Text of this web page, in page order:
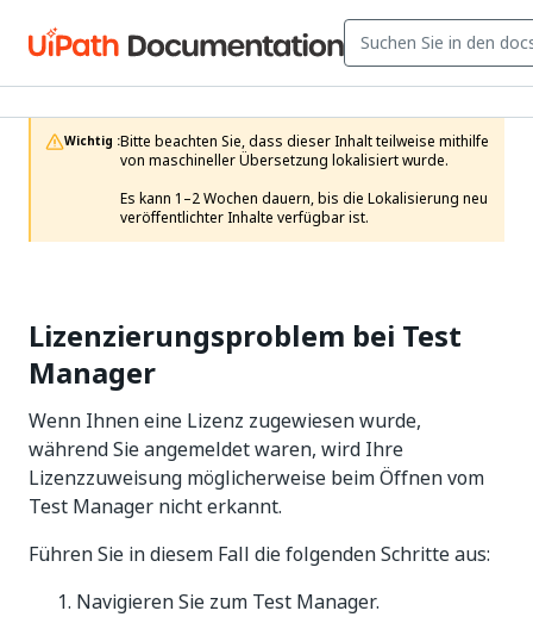
Wichtig :Bitte beachten Sie, dass dieser Inhalt teilweise mithilfe
von maschineller Übersetzung lokalisiert wurde.
Es kann 1–2 Wochen dauern, bis die Lokalisierung neu
veröffentlichter Inhalte verfügbar ist.
Lizenzierungsproblem bei Test
Manager
Wenn Ihnen eine Lizenz zugewiesen wurde,
während Sie angemeldet waren, wird Ihre
Lizenzzuweisung möglicherweise beim Öffnen vom
Test Manager nicht erkannt.
Führen Sie in diesem Fall die folgenden Schritte aus:
Navigieren Sie zum Test Manager.